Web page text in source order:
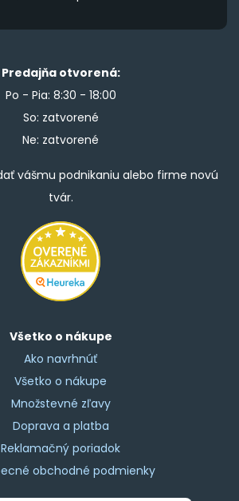
Predajňa otvorená:
Po - Pia: 8:30 - 18:00
So: zatvorené
Ne: zatvorené
vášmu podnikaniu alebo firme novú
tvár.
Všetko o nákupe
Ako navrhnúť
Všetko o nákupe
Množstevné zľavy
Doprava a platba
Reklamačný poriadok
obchodné podmienky